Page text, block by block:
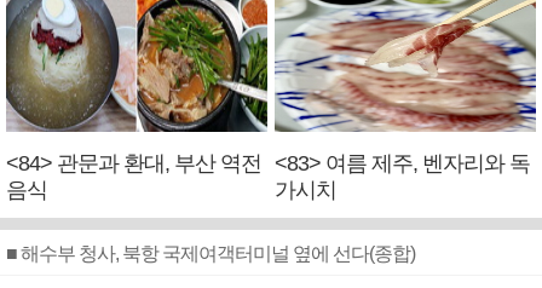
<84> 관문과 환대, 부산 역전
음식
<83> 여름 제주, 벤자리와 독
가시치
■ 해수부 청사, 북항 국제여객터미널 옆에 선다(종합)